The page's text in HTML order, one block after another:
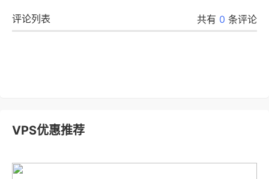
评论列表 共有 0 条评论
VPS优惠推荐